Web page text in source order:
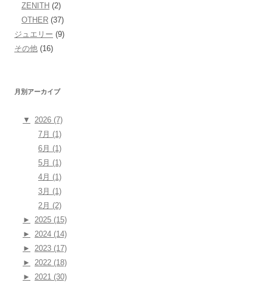
ZENITH (2)
OTHER (37)
ジュエリー (9)
その他 (16)
月別アーカイブ
▼
2026 (7)
7月 (1)
6月 (1)
5月 (1)
4月 (1)
3月 (1)
2月 (2)
►
2025 (15)
►
2024 (14)
►
2023 (17)
►
2022 (18)
►
2021 (30)